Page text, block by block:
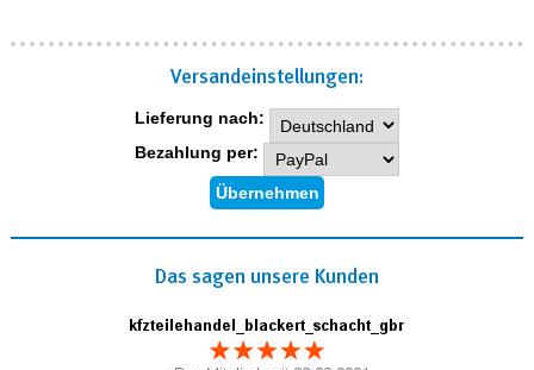
Versand­einstellungen:
Lieferung nach:
Bezahlung per:
Das sagen unsere Kunden